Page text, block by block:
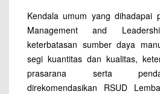
Kendala umum yang dihadapai
Management and
keterbatasan sumber daya
segi kuantitas dan kualitas,
prasarana serta
direkomendasikan RSUD